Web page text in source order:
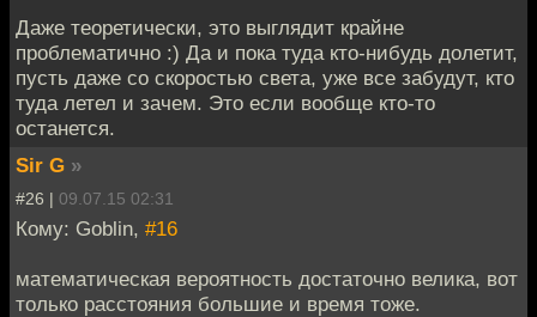
Даже теоретически, это выглядит крайне
проблематично :) Да и пока туда кто-нибудь долетит,
пусть даже со скоростью света, уже все забудут, кто
туда летел и зачем. Это если вообще кто-то
останется.
Sir G »
#26 | 09.07.15 02:31
Кому: Goblin, #16
математическая вероятность достаточно велика, вот
только расстояния большие и время тоже.